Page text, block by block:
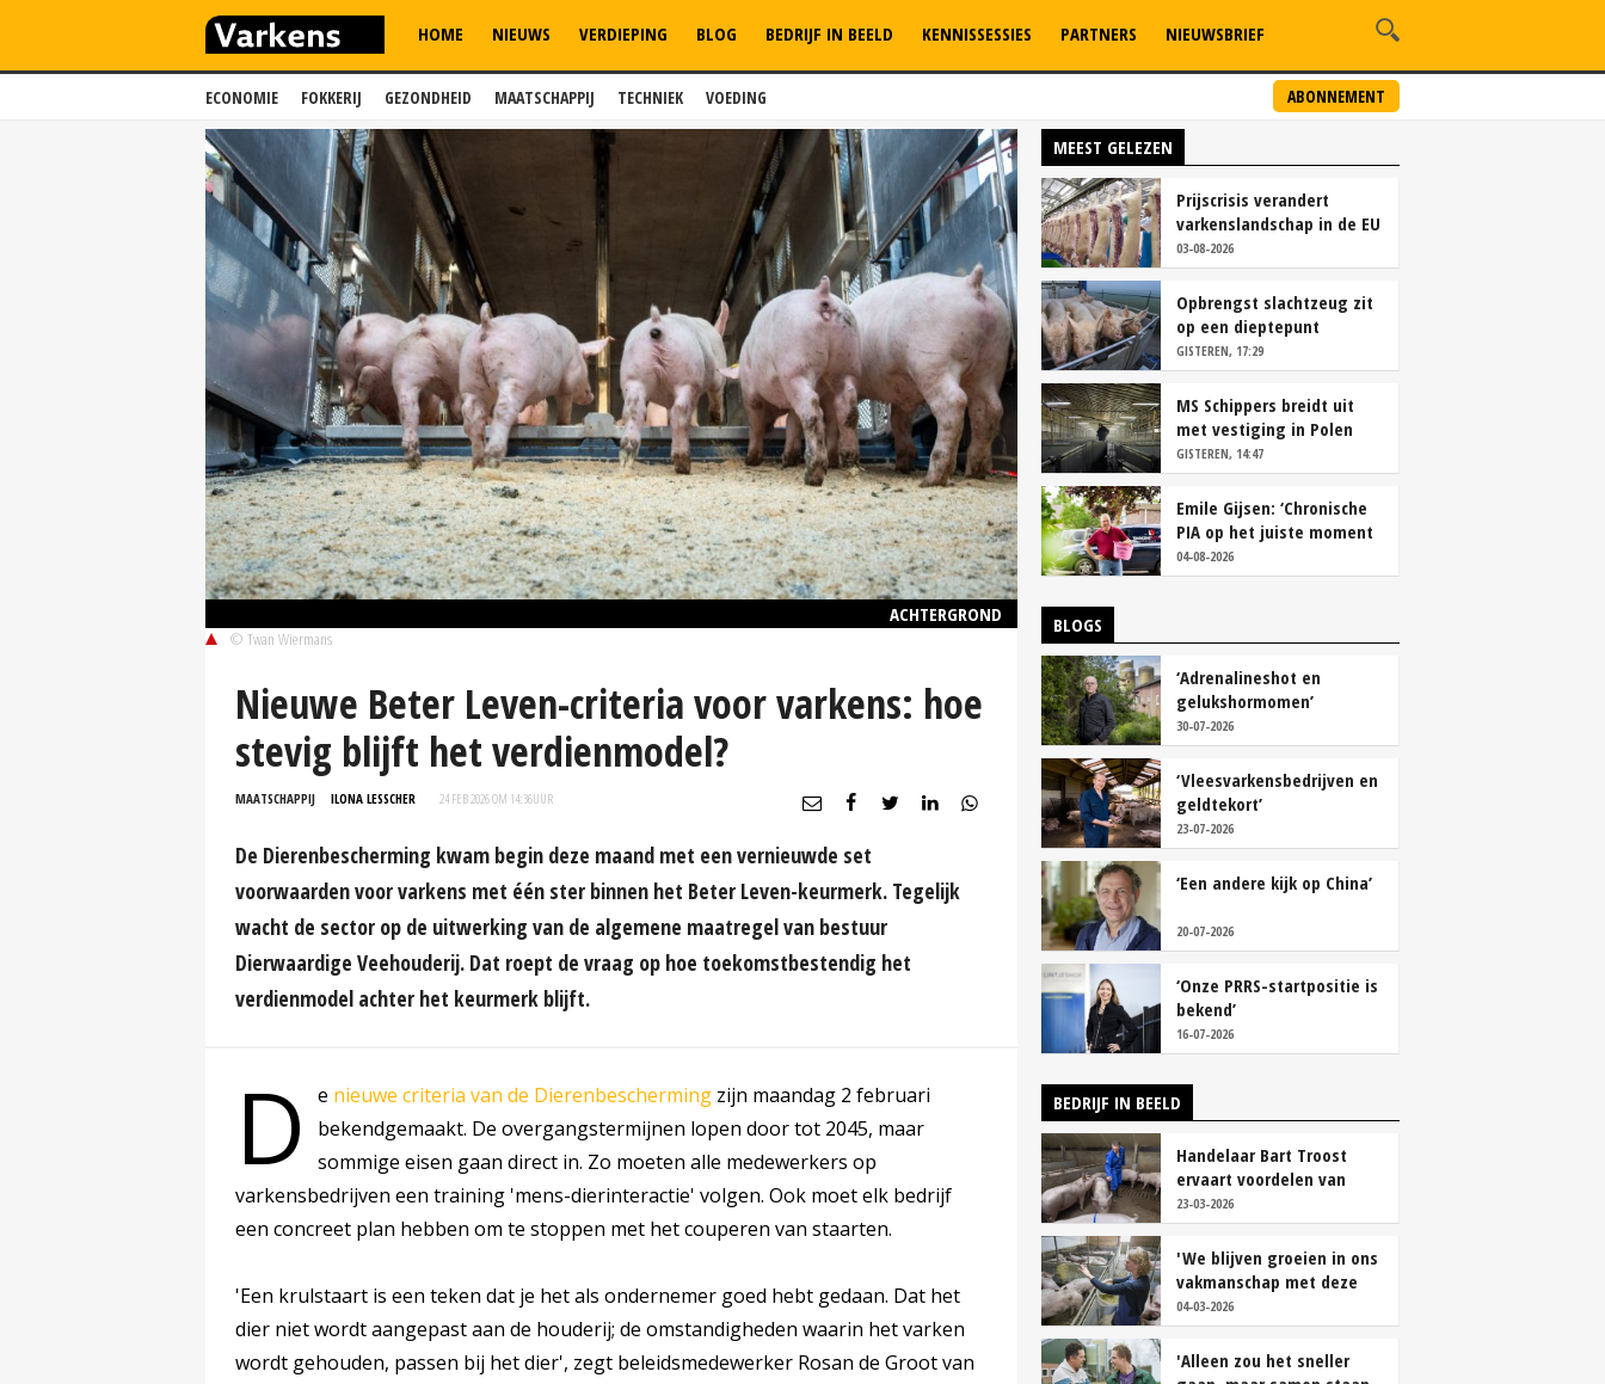
ECONOMIE FOKKERIJ GEZONDHEID MAATSCHAPPIJ TECHNIEK VOEDING ABONNEMENT
HOME NIEUWS VERDIEPING BLOG BEDRIJF IN BEELD KENNISSESSIES PARTNERS NIEUWSBRIEF
ACHTERGROND
© Twan Wiermans
Nieuwe Beter Leven-criteria voor varkens: hoe
stevig blijft het verdienmodel?
MAATSCHAPPIJ ILONA LESSCHER 24 FEB 2026 OM 14:36UUR
De Dierenbescherming kwam begin deze maand met een vernieuwde set
voorwaarden voor varkens met één ster binnen het Beter Leven-keurmerk. Tegelijk
wacht de sector op de uitwerking van de algemene maatregel van bestuur
Dierwaardige Veehouderij. Dat roept de vraag op hoe toekomstbestendig het
verdienmodel achter het keurmerk blijft.
D e nieuwe criteria van de Dierenbescherming zijn maandag 2 februari
bekendgemaakt. De overgangstermijnen lopen door tot 2045, maar
sommige eisen gaan direct in. Zo moeten alle medewerkers op
varkensbedrijven een training 'mens-dierinteractie' volgen. Ook moet elk bedrijf
een concreet plan hebben om te stoppen met het couperen van staarten.
'Een krulstaart is een teken dat je het als ondernemer goed hebt gedaan. Dat het
dier niet wordt aangepast aan de houderij; de omstandigheden waarin het varken
wordt gehouden, passen bij het dier', zegt beleidsmedewerker Rosan de Groot van
MEEST GELEZEN
Prijscrisis verandert
varkenslandschap in de EU
rap
03-08-2026
Opbrengst slachtzeug zit
op een dieptepunt
GISTEREN, 17:29
MS Schippers breidt uit
met vestiging in Polen
GISTEREN, 14:47
Emile Gijsen: ‘Chronische
PIA op het juiste moment
tackelen’
04-08-2026
BLOGS
‘Adrenalineshot en
gelukshormomen’
30-07-2026
‘Vleesvarkensbedrijven en
geldtekort’
23-07-2026
‘Een andere kijk op China’
20-07-2026
‘Onze PRRS-startpositie is
bekend’
16-07-2026
BEDRIJF IN BEELD
Handelaar Bart Troost
ervaart voordelen van
coöperatieve voerfusie
23-03-2026
'We blijven groeien in ons
vakmanschap met deze
teamaanpak'
04-03-2026
'Alleen zou het sneller